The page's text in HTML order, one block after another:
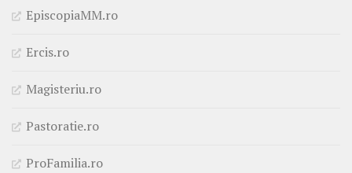
EpiscopiaMM.ro
Ercis.ro
Magisteriu.ro
Pastoratie.ro
ProFamilia.ro